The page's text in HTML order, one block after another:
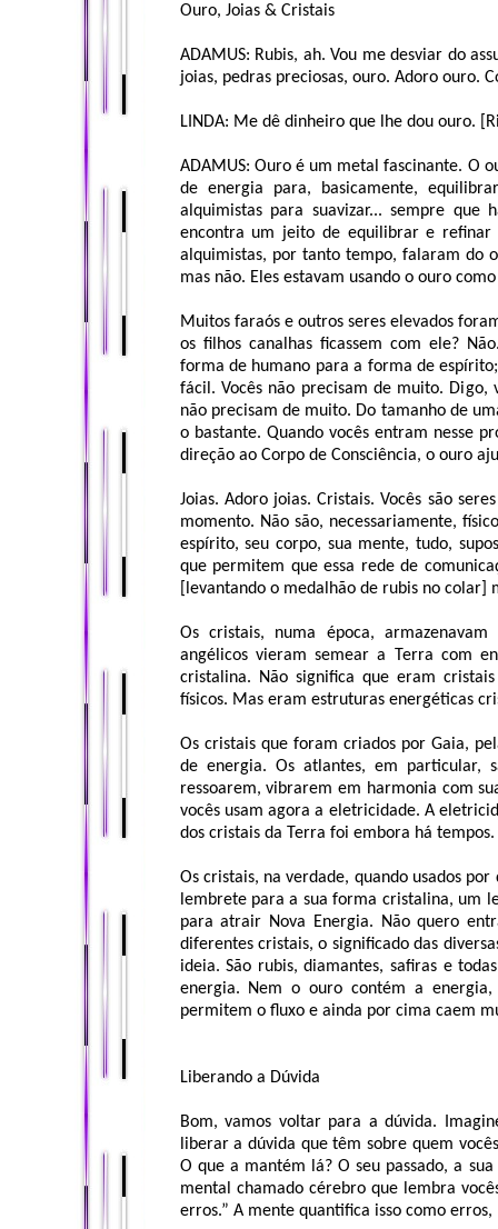
Ouro, Joias & Cristais
ADAMUS: Rubis, ah. Vou me desviar do
joias, pedras preciosas, ouro. Adoro ouro.
LINDA: Me dê dinheiro que lhe dou ouro.
ADAMUS: Ouro é um metal fascinante. O
de energia para, basicamente,
alquimistas para suavizar... sempre
encontra um jeito de equilibrar e refinar
alquimistas, por tanto tempo, falaram do
mas não. Eles estavam usando o ouro
Muitos faraós e outros seres elevados
os filhos canalhas ficassem com ele?
forma de humano para a forma de
fácil. Vocês não precisam de muito. Digo,
não precisam de muito. Do tamanho de
o bastante. Quando vocês entram nesse
direção ao Corpo de Consciência, o ouro
Joias. Adoro joias. Cristais. Vocês são
momento. Não são, necessariamente,
espírito, seu corpo, sua mente, tudo,
que permitem que essa rede de
[levantando o medalhão de rubis no
Os cristais, numa época,
angélicos vieram semear a Terra com
cristalina. Não significa que eram
físicos. Mas eram estruturas energéticas
Os cristais que foram criados por Gaia,
de energia. Os atlantes, em particular,
ressoarem, vibrarem em harmonia com
vocês usam agora a eletricidade. A
dos cristais da Terra foi embora há
Os cristais, na verdade, quando usados
lembrete para a sua forma cristalina, um
para atrair Nova Energia. Não quero
diferentes cristais, o significado das
ideia. São rubis, diamantes, safiras e
energia. Nem o ouro contém a
permitem o fluxo e ainda por cima caem
Liberando a Dúvida
Bom, vamos voltar para a dúvida.
liberar a dúvida que têm sobre quem
O que a mantém lá? O seu passado, a
mental chamado cérebro que lembra
erros.” A mente quantifica isso como erros,